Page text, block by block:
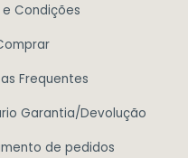
e Condições
Frequentes
Garantia/Devolução
de pedidos